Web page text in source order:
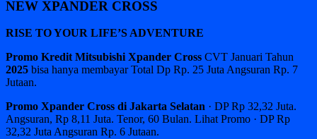
NEW XPANDER CROSS
RISE TO YOUR LIFE’S ADVENTURE
Promo Kredit Mitsubishi Xpander Cross CVT Januari Tahun
2025 bisa hanya membayar Total Dp Rp. 25 Juta Angsuran Rp. 7
Jutaan.
Promo Xpander Cross di Jakarta Selatan · DP Rp 32,32 Juta.
Angsuran, Rp 8,11 Juta. Tenor, 60 Bulan. Lihat Promo · DP Rp
32,32 Juta Angsuran Rp. 6 Jutaan.